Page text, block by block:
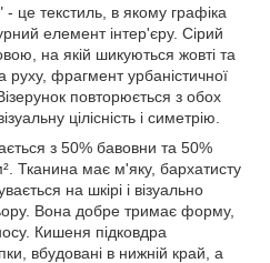
- це текстиль, в якому графіка
елемент інтер'єру. Сірий
на якій шикуються жовті та
руху, фрагмент урбаністичної
повторюється з обох
цілісність і симетрію.
з 50% бавовни та 50%
Тканина має м'яку, бархатисту
на шкірі і візуально
Вона добре тримає форму,
Кишеня підковдра
вбудовані в нижній край, а